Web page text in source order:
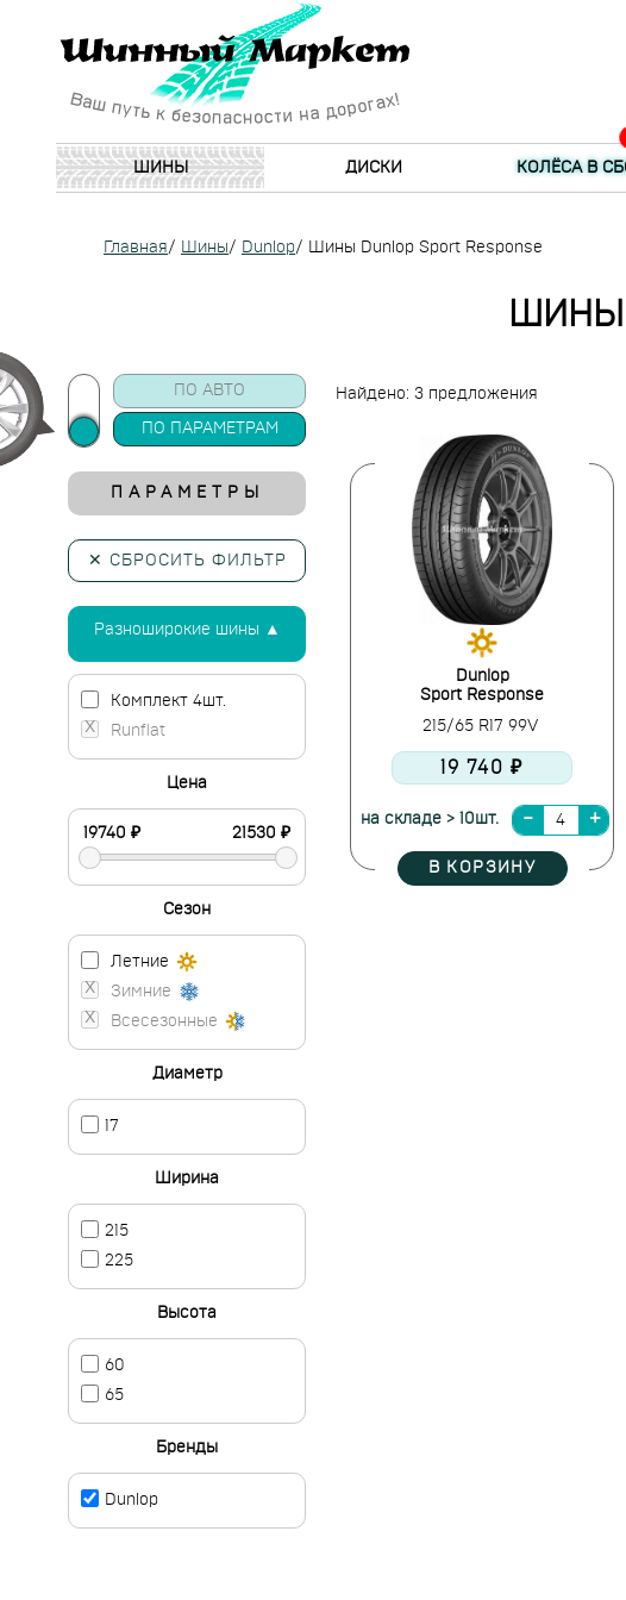
ШИНЫ ДИСКИ КОЛЁСА В
Главная/ Шины/ Dunlop/ Шины Dunlop Sport Response
ШИНЫ
Найдено: 3 предложения
Dunlop
Sport Response
215/65 R17 99V
19 740 ₽
на складе > 10шт.
В КОРЗИНУ
ПО АВТО
ПО ПАРАМЕТРАМ
ПАРАМЕТРЫ
✕ СБРОСИТЬ ФИЛЬТР
Разноширокие шины ▲
Комплект 4шт.
Runflat
Цена
Сезон
Летние
Зимние
Всесезонные
Диаметр
17
Ширина
215
225
Высота
60
65
Бренды
Dunlop